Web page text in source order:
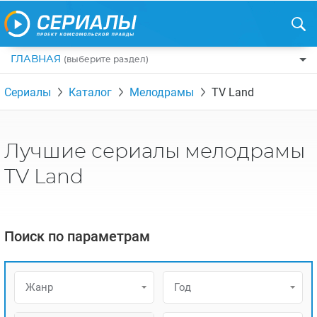
ГЛАВНАЯ (выберите раздел)
ПО ЖАНРАМ
КОМЕДИИ
УЖАСЫ
ФЭНТЕЗИ
ДЕТЕКТИВЫ
КРИМИНАЛ
ТУРЦИЯ
КАНАДА
РЕЦЕНЗИИ
НА ВЫХОДНЫЕ
АЗИАТСКИЕ СЕРИАЛЫ
ИНТЕРВЬЮ
Сериалы Каталог Мелодрамы TV Land
Лучшие сериалы мелодрамы
TV Land
Поиск по параметрам
Жанр Год